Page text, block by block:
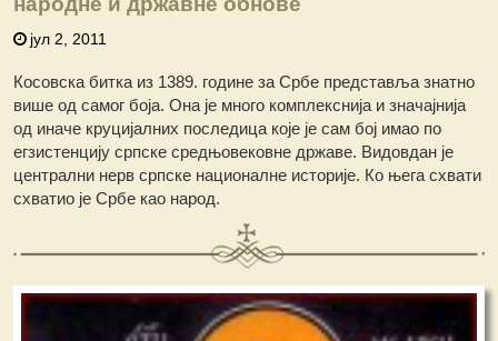
јул 2, 2011
Косовска битка из 1389. године за Србе представља знатно
више од самог боја. Она је много комплекснија и значајнија
од иначе круцијалних последица које је сам бој имао по
егзистенцију српске средњовековне државе. Видовдан је
централни нерв српске националне историје. Ко њега схвати
схватио је Србе као народ.